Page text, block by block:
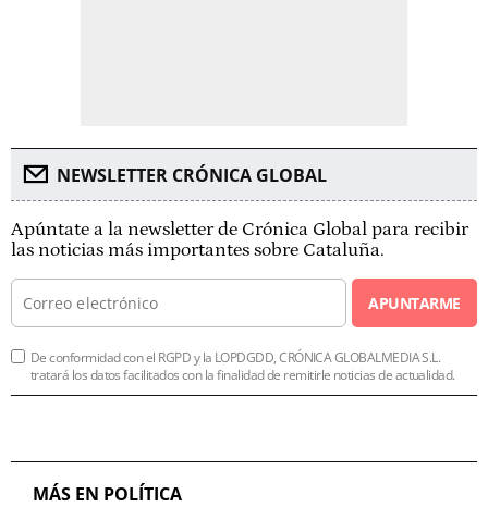
NEWSLETTER CRÓNICA GLOBAL
Apúntate a la newsletter de Crónica Global para recibir
las noticias más importantes sobre Cataluña.
APUNTARME
De conformidad con el RGPD y la LOPDGDD, CRÓNICA GLOBALMEDIA S.L.
tratará los datos facilitados con la finalidad de remitirle noticias de actualidad.
MÁS EN POLÍTICA